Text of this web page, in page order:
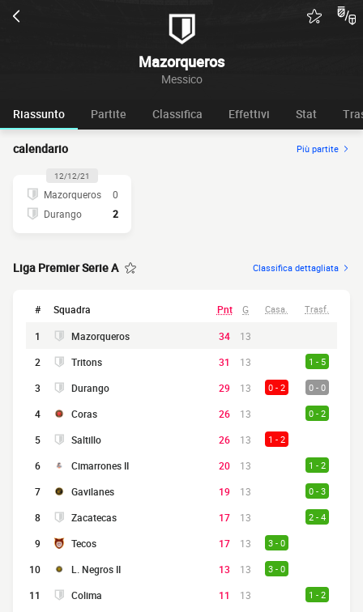
Mazorqueros
Messico
Riassunto Partite Classifica Effettivi Stat
calendario Più partite
12/12/21
Mazorqueros
0
Durango
2
Liga Premier Serie A Classifica dettagliata
# Squadra Pnt G Casa. Trasf.
1 Mazorqueros 34
13
2
Tritons 31 13 1 - 5
3 Durango 29 13 0 - 2 0 - 0
4 Coras 26 13 0 - 2
5 Saltillo 26 13 1 - 2
6 Cimarrones II 20 13 1 - 2
7 Gavilanes 19 13 0 - 3
8 Zacatecas 17 13 2 - 4
9 Tecos 17 13 3 - 0
10 L. Negros II 13 13 3 - 0
11 Colima 11 13 1 - 2